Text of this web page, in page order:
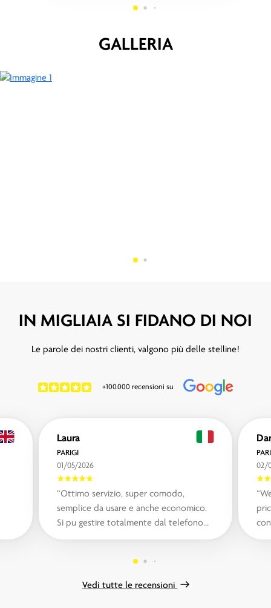
GALLERIA
IN MIGLIAIA SI FIDANO DI NOI
Le parole dei nostri clienti, valgono più delle stelline!
+100.000 recensioni su
Laura
PARIGI
01/05/2026
“Ottimo servizio, super comodo,
semplice da usare e anche economico.
Si pu gestire totalmente dal telefono
apertura e chiusura locker e consente
02/
Vedi tutte le recensioni